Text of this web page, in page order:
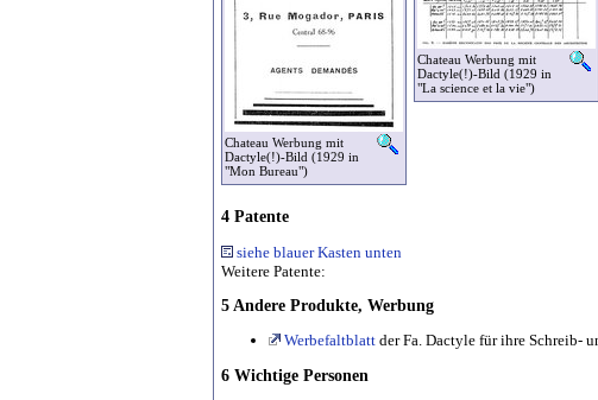
Chateau Werbung mit
Dactyle(!)-Bild (1929 in
"Mon Bureau")
Chateau Werbung mit
Dactyle(!)-Bild (1929 in
"La science et la vie")
4 Patente
siehe blauer Kasten unten
Weitere Patente:
5 Andere Produkte, Werbung
Werbefaltblatt der Fa. Dactyle für ihre Schreib-
6 Wichtige Personen